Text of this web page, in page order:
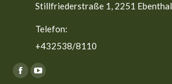
Stillfriederstraße 1, 2251 Ebenthal
Telefon:
+432538/8110
Finden Sie uns auf:
FacebookYouTube